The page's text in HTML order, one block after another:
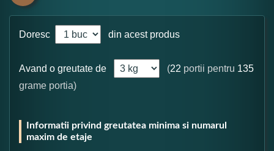
Doresc din acest produs
Avand o greutate de (22 portii pentru 135
grame portia)
Informatii privind greutatea minima si numarul
maxim de etaje